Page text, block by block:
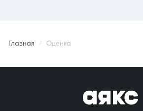
Главная Оценка